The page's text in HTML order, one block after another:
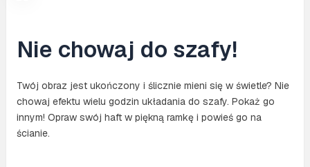
Nie chowaj do szafy!
Twój obraz jest ukończony i ślicznie mieni się w świetle? Nie
chowaj efektu wielu godzin układania do szafy. Pokaż go
innym! Opraw swój haft w piękną ramkę i powieś go na
ścianie.